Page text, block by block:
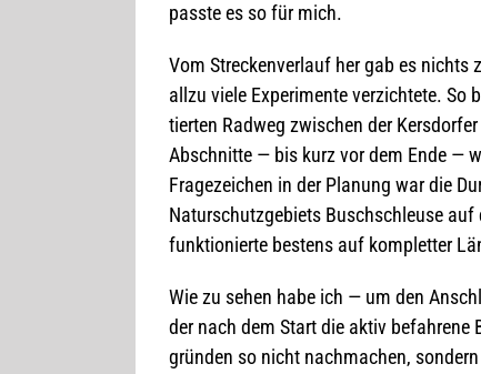
passte es so für mich.
Vom Stre­cken­ver­lauf her gab es
allzu viele Expe­ri­mente ver­zich­tete.
tier­ten Rad­weg zwi­schen der
Abschnitte — bis kurz vor dem Ende —
Fra­ge­zei­chen in der Pla­nung war die
Natur­schutz­ge­biets Busch­schleuse
funk­tio­nierte bes­tens auf kom­plet­ter
Wie zu sehen habe ich — um den
der nach dem Start die aktiv
grün­den so nicht nach­ma­chen,